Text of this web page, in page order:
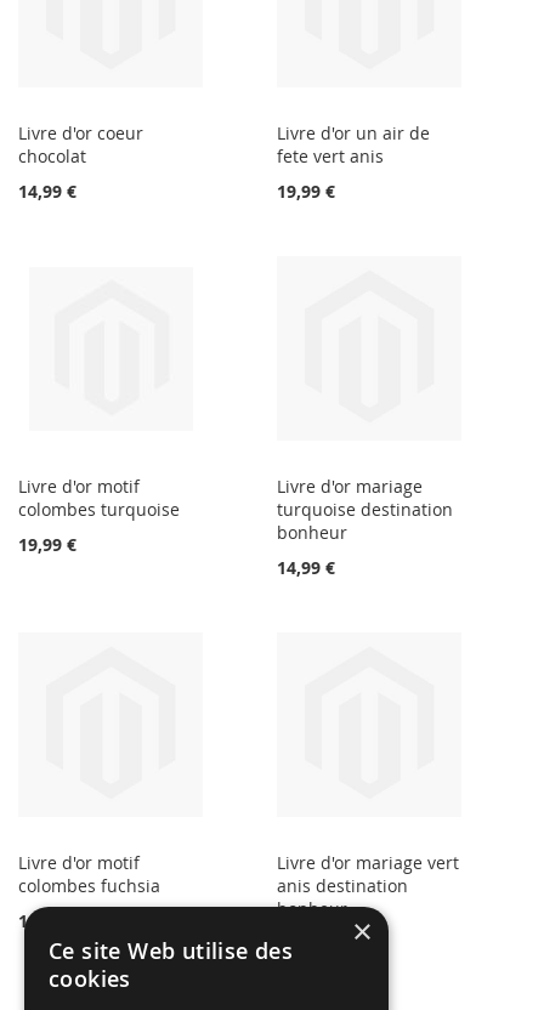
Livre d'or coeur
chocolat
14,99 €
Livre d'or un air de
fete vert anis
19,99 €
Livre d'or motif
colombes turquoise
19,99 €
Livre d'or mariage
turquoise destination
bonheur
14,99 €
Livre d'or motif
colombes fuchsia
14,99 €
Livre d'or mariage vert
anis destination
bonheur
14,99 €
×
Ce site Web utilise des
cookies